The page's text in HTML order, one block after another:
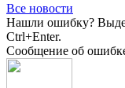
Все новости
Нашли ошибку?
Ctrl+Enter.
Сообщение об